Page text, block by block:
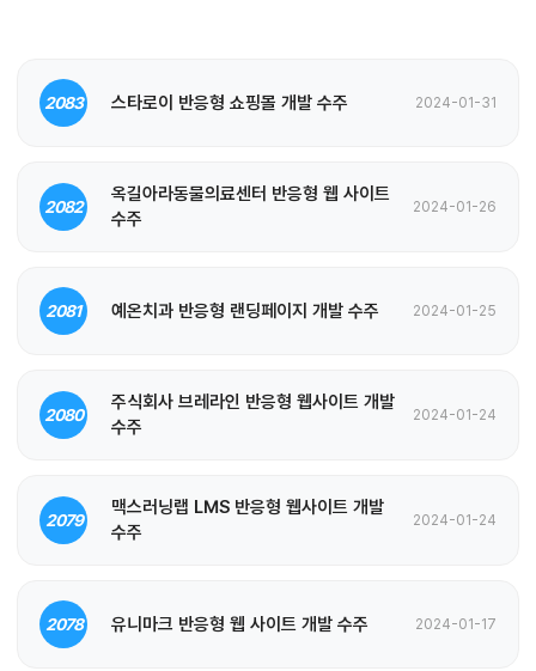
2083 스타로이 반응형 쇼핑몰 개발 수주 2024-01-31
2082
옥길아라동물의료센터 반응형 웹 사이트
수주
2024-01-26
2081 예온치과 반응형 랜딩페이지 개발 수주 2024-01-25
2080
주식회사 브레라인 반응형 웹사이트 개발
수주
2024-01-24
2079
맥스러닝랩 LMS 반응형 웹사이트 개발
수주
2024-01-24
2078 유니마크 반응형 웹 사이트 개발 수주 2024-01-17